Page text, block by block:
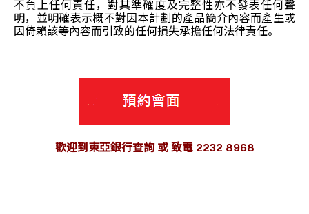
不負上任何責任，對其準確度及完整性亦不發表任何聲
明，並明確表示概不對因本計劃的產品簡介內容而產生或
因倚賴該等內容而引致的任何損失承擔任何法律責任。
歡迎到東亞銀行查詢 或 致電 2232 8968